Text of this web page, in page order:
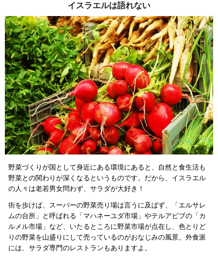
イスラエルは語れない
野菜づくりが国として身近にある環境にあると、自然と食生活も
野菜との関わりが深くなるというものです。だから、イスラエル
の人々は老若男女問わず、サラダが大好き！
街を歩けば、スーパーの野菜売り場は言うに及ばず、「エルサレ
ムの台所」と呼ばれる「マハネーユダ市場」やテルアビブの「カ
ルメル市場」など、いたるところに野菜市場が点在し、色とりど
りの野菜を山盛りにして売っているのがおなじみの風景。 外食派
には、サラダ専門のレストランもありますよ。